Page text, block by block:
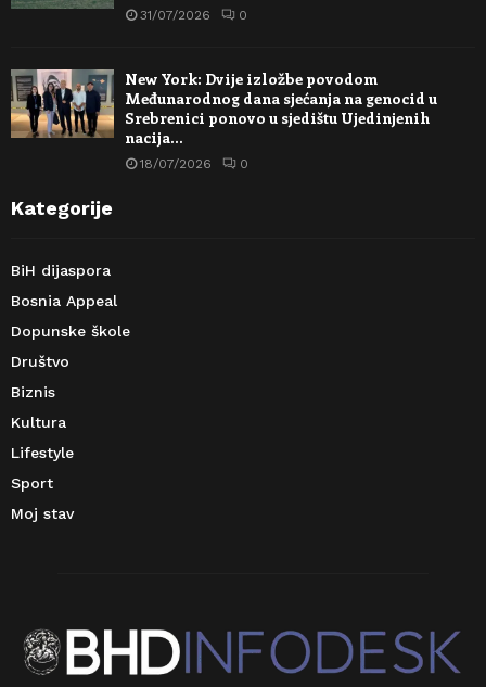
31/07/2026 0
New York: Dvije izložbe povodom
Međunarodnog dana sjećanja na genocid u
Srebrenici ponovo u sjedištu Ujedinjenih
nacija…
18/07/2026 0
Kategorije
BiH dijaspora
Bosnia Appeal
Dopunske škole
Društvo
Biznis
Kultura
Lifestyle
Sport
Moj stav